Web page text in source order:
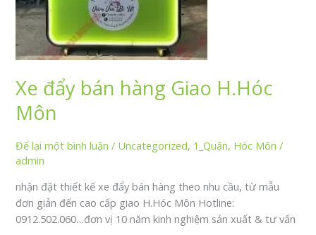
Xe đẩy bán hàng Giao H.Hóc
Môn
Để lại một bình luận / Uncategorized, 1_Quận, Hóc Môn /
admin
nhận đặt thiết kế xe đẩy bán hàng theo nhu cầu, từ mẫu
đơn giản đến cao cấp giao H.Hóc Môn Hotline:
0912.502.060…đơn vị 10 năm kinh nghiệm sản xuất & tư vấn